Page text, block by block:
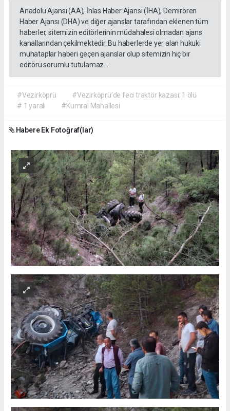
Anadolu Ajansı (AA), İhlas Haber Ajansı (İHA), Demirören
Haber Ajansı (DHA) ve diğer ajanslar tarafından eklenen tüm
haberler, sitemizin editörlerinin müdahalesi olmadan ajans
kanallarından çekilmektedir. Bu haberlerde yer alan hukuki
muhataplar haberi geçen ajanslar olup sitemizin hiç bir
editörü sorumlu tutulamaz...
#Vezirköprü
#Vezirköprü’de feci traktör kazası: 1 ölü
# 1 yaralı
#Kumral Mahallesi
Habere Ek Fotoğraf(lar)